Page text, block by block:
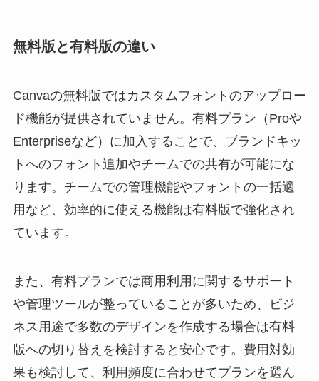
無料版と有料版の違い
Canvaの無料版ではカスタムフォントのアップロー
ド機能が提供されていません。有料プラン（Proや
Enterpriseなど）に加入することで、ブランドキッ
トへのフォント追加やチームでの共有が可能にな
ります。チームでの管理機能やフォントの一括適
用など、効率的に使える機能は有料版で強化され
ています。
また、有料プランでは商用利用に関するサポート
や管理ツールが整っていることが多いため、ビジ
ネス用途で多数のデザインを作成する場合は有料
版への切り替えを検討すると安心です。費用対効
果も検討して、利用頻度に合わせてプランを選ん